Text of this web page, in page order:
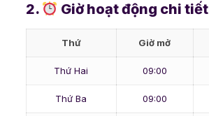
2. Giờ hoạt động chi tiết
Thứ Giờ mở
Thứ Hai 09:00
Thứ Ba 09:00